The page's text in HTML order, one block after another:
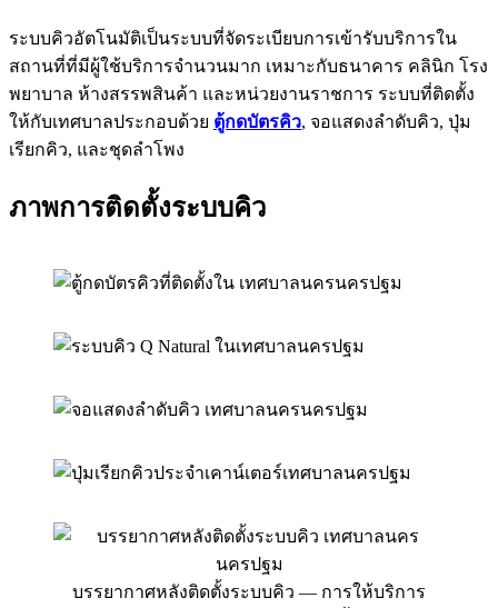
ระบบคิวอัตโนมัติเป็นระบบที่จัดระเบียบการเข้ารับบริการใน
สถานที่ที่มีผู้ใช้บริการจำนวนมาก เหมาะกับธนาคาร คลินิก โรง
พยาบาล ห้างสรรพสินค้า และหน่วยงานราชการ ระบบที่ติดตั้ง
ให้กับเทศบาลประกอบด้วย ตู้กดบัตรคิว, จอแสดงลำดับคิว, ปุ่ม
เรียกคิว, และชุดลำโพง
ภาพการติดตั้งระบบคิว
บรรยากาศหลังติดตั้งระบบคิว — การให้บริการ